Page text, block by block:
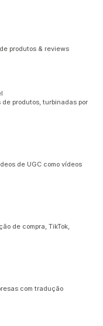
produtos & reviews
produtos, turbinadas por
de UGC como vídeos
de compra, TikTok,
com tradução